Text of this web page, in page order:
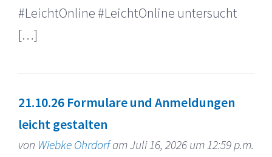
#LeichtOnline #LeichtOnline untersucht
[…]
21.10.26 Formulare und Anmeldungen
leicht gestalten
von Wiebke Ohrdorfam Juli 16, 2026 um 12:59 p.m.